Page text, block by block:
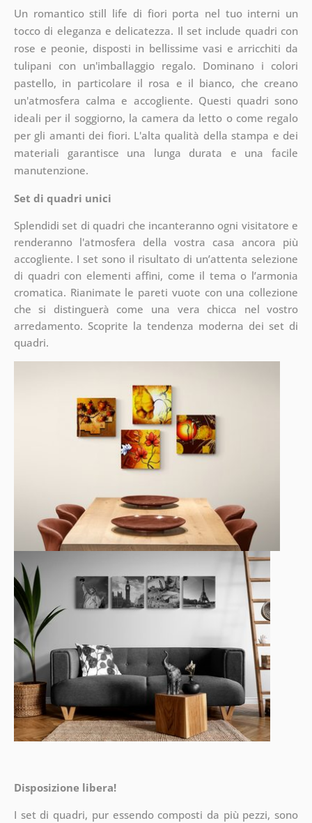
Un romantico still life di fiori porta nel tuo interni un
tocco di eleganza e delicatezza. Il set include quadri con
rose e peonie, disposti in bellissime vasi e arricchiti da
tulipani con un'imballaggio regalo. Dominano i colori
pastello, in particolare il rosa e il bianco, che creano
un'atmosfera calma e accogliente. Questi quadri sono
ideali per il soggiorno, la camera da letto o come regalo
per gli amanti dei fiori. L'alta qualità della stampa e dei
materiali garantisce una lunga durata e una facile
manutenzione.
Set di quadri unici
Splendidi set di quadri che incanteranno ogni visitatore e
renderanno l'atmosfera della vostra casa ancora più
accogliente. I set sono il risultato di un’attenta selezione
di quadri con elementi affini, come il tema o l’armonia
cromatica. Rianimate le pareti vuote con una collezione
che si distinguerà come una vera chicca nel vostro
arredamento. Scoprite la tendenza moderna dei set di
quadri.
Disposizione libera!
I set di quadri, pur essendo composti da più pezzi, sono